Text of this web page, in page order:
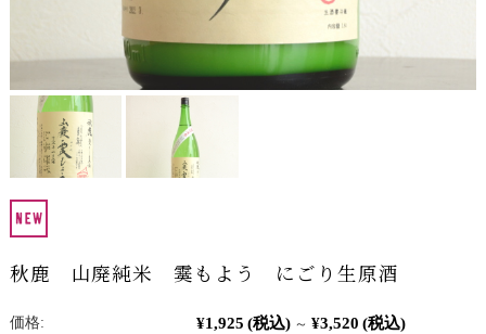
秋鹿 山廃純米 霙もよう にごり生原酒
価格: ¥1,925 (税込) ～ ¥3,520 (税込)